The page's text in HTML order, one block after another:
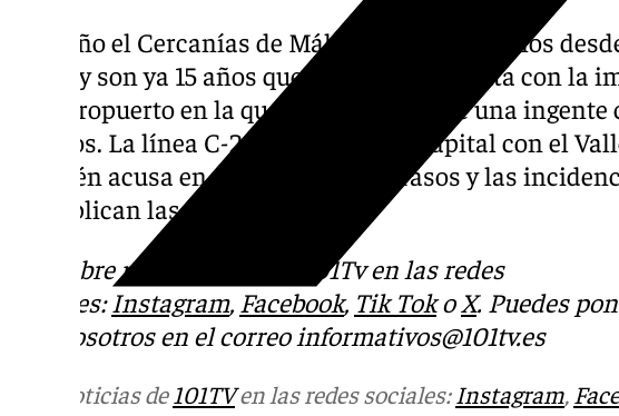
Este año el Cercanías de Málaga cumple 20 años
Renfe y son ya 15 años que la línea C-1 cuenta con la
del Aeropuerto en la que cada día se sube una
viajeros. La línea C-2, que conecta la capital con el
también acusa en ocasiones los retrasos y las
multiplican las quejas.
Descubre más noticias de 101Tv en las redes
sociales:Instagram, Facebook, Tik TokoX. Puedes
con nosotros en el correo informativos@101tv.es
Más noticias de101TVen las redes sociales:Instagram,